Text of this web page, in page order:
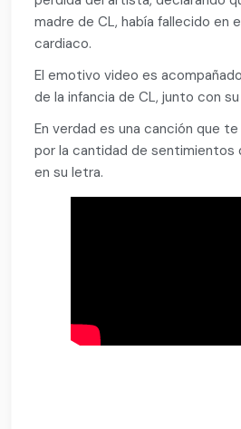
madre de CL, había fallecido en
cardiaco.
El emotivo video es
de la infancia de CL, junto con
En verdad es una canción que
por la cantidad de sentimientos
en su letra.